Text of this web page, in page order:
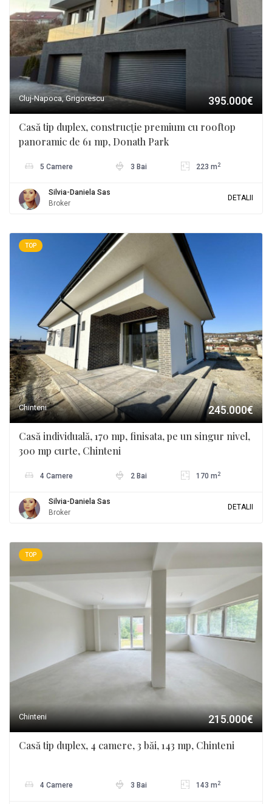
Cluj-Napoca, Grigorescu 395.000€
Casă tip duplex, construcție premium cu rooftop
panoramic de 61 mp, Donath Park
5 Camere 3 Bai 223 m 2
Silvia-Daniela Sas
Broker
DETALII
TOP
Chinteni 245.000€
Casă individuală, 170 mp, finisata, pe un singur nivel,
300 mp curte, Chinteni
4 Camere 2 Bai 170 m 2
Silvia-Daniela Sas
Broker
DETALII
TOP
Chinteni 215.000€
Casă tip duplex, 4 camere, 3 băi, 143 mp, Chinteni
4 Camere 3 Bai 143 m 2